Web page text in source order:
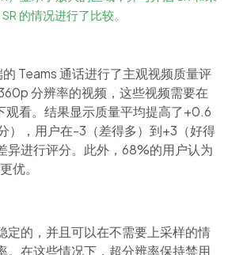
的情况进行了比较。
Teams通话进行了主观视频质量评
分辨率的视频，这些视频需要在
观看。结果显示质量平均提高了+0.6
），用户在-3（差得多）到+3（好得
异进行评分。此外，68%的用户认为
优。
定的，并且可以在不需要上采样的情
。在这些情况下，超分辨率保持禁用